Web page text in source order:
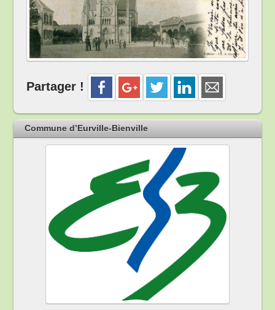
Partager !
Commune d’Eurville-Bienville